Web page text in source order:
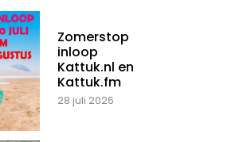
Zomerstop
inloop
Kattuk.nl en
Kattuk.fm
28 juli 2026